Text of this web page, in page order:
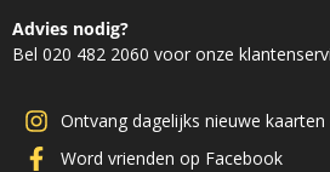
Advies nodig?
Bel 020 482 2060 voor onze
Ontvang dagelijks nieuwe
Word vrienden op Facebook